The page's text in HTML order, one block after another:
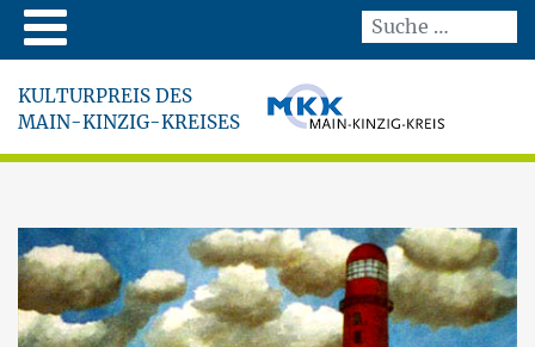
KULTURPREIS DES
MAIN-KINZIG-KREISES